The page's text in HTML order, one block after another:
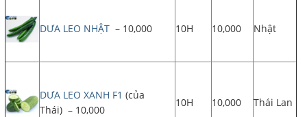
DƯA LEO NHẬT – 10,000 10H 10,000 Nhật
DƯA LEO XANH F1 (của
Thái) – 10,000
10H 10,000 Thái Lan